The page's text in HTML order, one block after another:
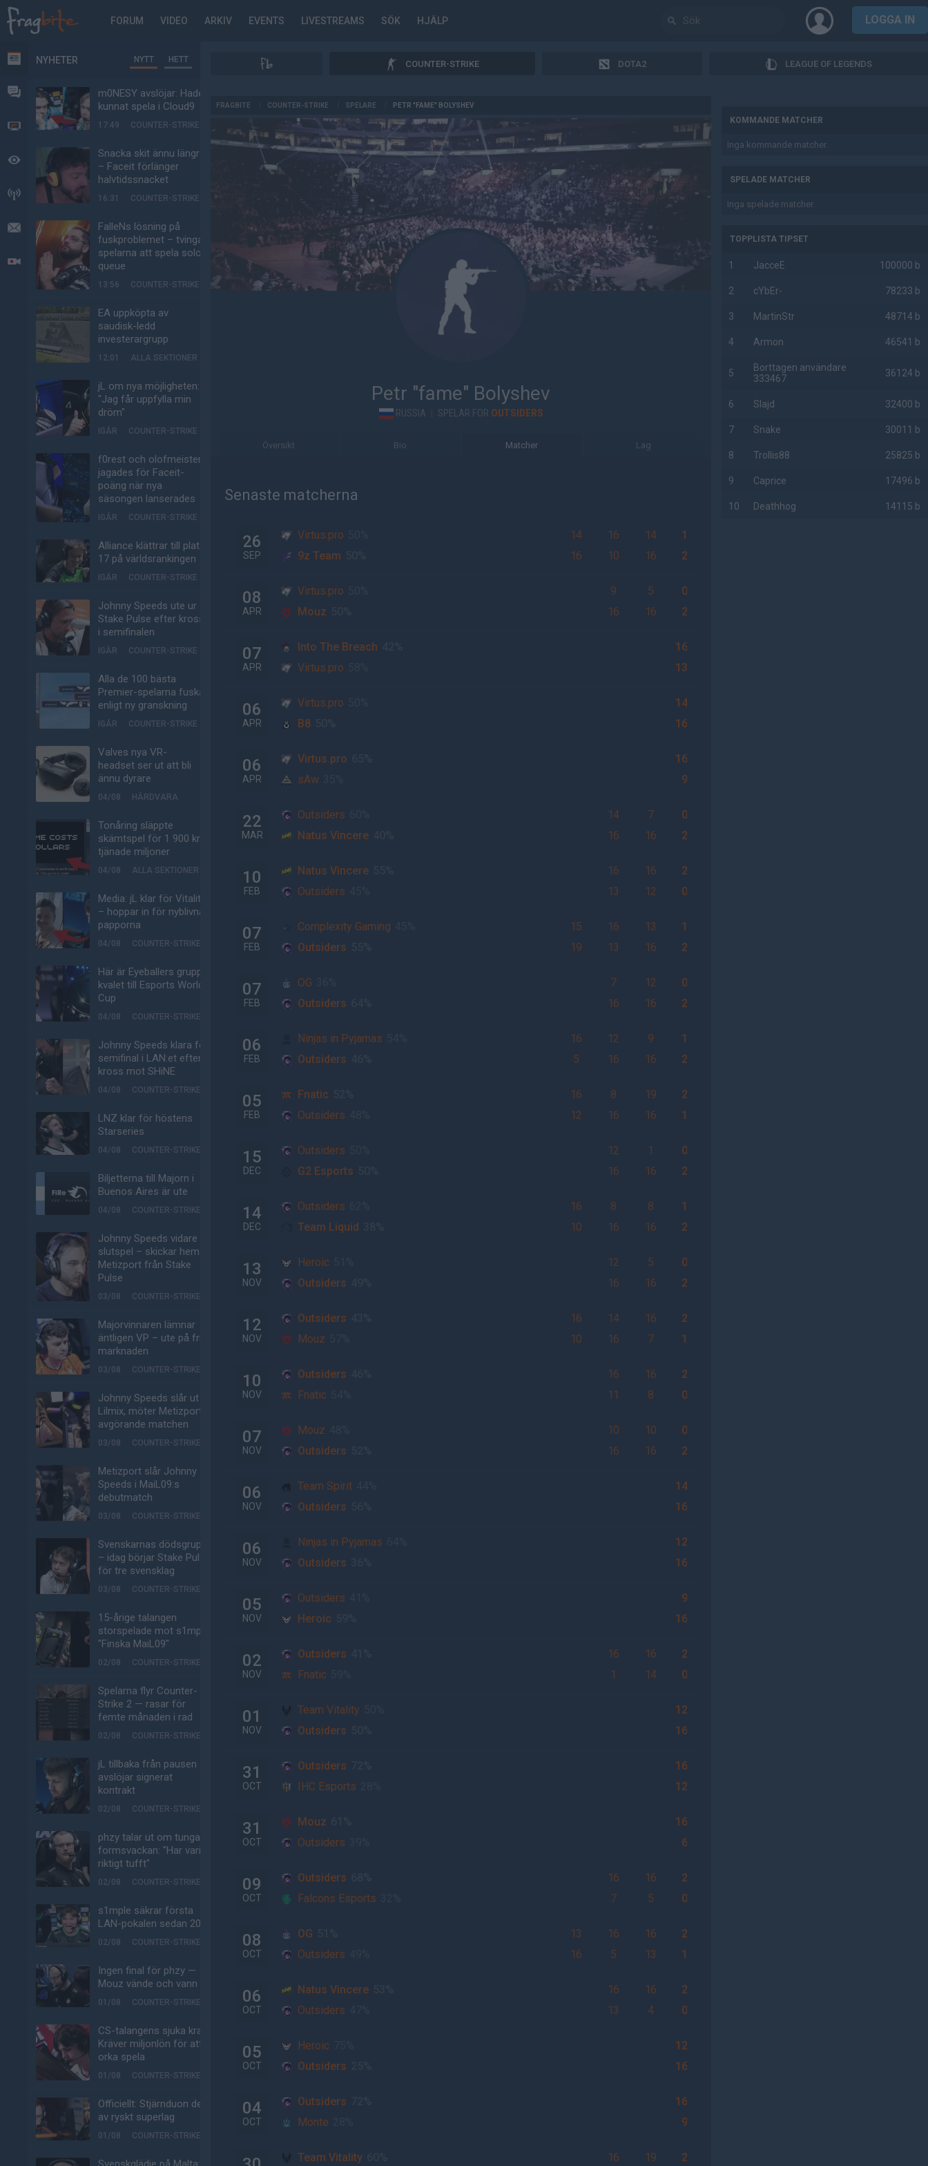
FORUM VIDEO ARKIV EVENTS LIVESTREAMS SÖK HJÄLP LOGGA IN
NYHETER
FORUM
VIDEO
BEVAKAT
HÄNDELSER
MEDDELANDEN
LIVESÄNDNINGAR
NYHETER NYTT HETT
m0NESY avslöjar: Hade
kunnat spela i Cloud9
17:49 COUNTER-STRIKE
Snacka skit ännu längre
– Faceit förlänger
halvtidssnacket
16:31 COUNTER-STRIKE
FalleNs lösning på
fuskproblemet – tvinga
spelarna att spela solo-
queue
13:56 COUNTER-STRIKE
EA uppköpta av
saudisk-ledd
investerargrupp
12:01 ALLA SEKTIONER
jL om nya möjligheten:
"Jag får uppfylla min
dröm"
IGÅR COUNTER-STRIKE
f0rest och olofmeister
jagades för Faceit-
poäng när nya
säsongen lanserades
IGÅR COUNTER-STRIKE
Alliance klättrar till plats
17 på världsrankingen
IGÅR COUNTER-STRIKE
Johnny Speeds ute ur
Stake Pulse efter kross
i semifinalen
IGÅR COUNTER-STRIKE
Alla de 100 bästa
Premier-spelarna fuskar
enligt ny granskning
IGÅR COUNTER-STRIKE
Valves nya VR-
headset ser ut att bli
ännu dyrare
04/08 HÅRDVARA
Tonåring släppte
skämtspel för 1 900 kr –
tjänade miljoner
04/08 ALLA SEKTIONER
Media: jL klar för Vitality
– hoppar in för nyblivna
papporna
04/08 COUNTER-STRIKE
Här är Eyeballers grupp i
kvalet till Esports World
Cup
04/08 COUNTER-STRIKE
Johnny Speeds klara för
semifinal i LAN:et efter
kross mot SHiNE
04/08 COUNTER-STRIKE
LNZ klar för höstens
Starseries
04/08 COUNTER-STRIKE
Biljetterna till Majorn i
Buenos Aires är ute
04/08 COUNTER-STRIKE
Johnny Speeds vidare till
slutspel – skickar hem
Metizport från Stake
Pulse
03/08 COUNTER-STRIKE
Majorvinnaren lämnar
äntligen VP – ute på fria
marknaden
03/08 COUNTER-STRIKE
Johnny Speeds slår ut
Lilmix, möter Metizport i
avgörande matchen
03/08 COUNTER-STRIKE
Metizport slår Johnny
Speeds i MaiL09:s
debutmatch
03/08 COUNTER-STRIKE
Svenskarnas dödsgrupp
– idag börjar Stake Pulse
för tre svensklag
03/08 COUNTER-STRIKE
15-årige talangen
storspelade mot s1mple:
"Finska MaiL09"
02/08 COUNTER-STRIKE
Spelarna flyr Counter-
Strike 2 — rasar för
femte månaden i rad
02/08 COUNTER-STRIKE
jL tillbaka från pausen –
avslöjar signerat
kontrakt
02/08 COUNTER-STRIKE
phzy talar ut om tunga
formsvackan: "Har varit
riktigt tufft"
02/08 COUNTER-STRIKE
s1mple säkrar första
LAN-pokalen sedan 2022
02/08 COUNTER-STRIKE
Ingen final för phzy —
Mouz vände och vann
01/08 COUNTER-STRIKE
CS-talangens sjuka krav:
Kräver miljonlön för att
orka spela
01/08 COUNTER-STRIKE
Officiellt: Stjärnduon del
av ryskt superlag
01/08 COUNTER-STRIKE
COUNTER-STRIKE DOTA2 LEAGUE OF LEGENDS
FRAGBITE COUNTER-STRIKE SPELARE PETR "FAME" BOLYSHEV
Petr "fame" Bolyshev
RUSSIA SPELAR FÖR OUTSIDERS
Översikt Bio Matcher Lag
Senaste matcherna
26
SEP
Virtus.pro 14 16 14
1
9z Team
16 10 16 2
08
APR
Virtus.pro 9 5
0
Mouz
16 16 2
07
APR
Into The Breach
16
Virtus.pro
13
06
APR
Virtus.pro
14
B8
16
06
APR
Virtus.pro
16
sAw
9
22
MAR
Outsiders 14 7
0
Natus Vincere
16 16 2
10
FEB
Natus Vincere 16 16
2
Outsiders
13 12 0
07
FEB
Complexity Gaming 15 16 13
1
Outsiders
19 13 16 2
07
FEB
OG 7 12
0
Outsiders
16 16 2
06
FEB
Ninjas in Pyjamas 16 12 9
1
Outsiders
5 16 16 2
05
FEB
Fnatic 16 8 19
2
Outsiders
12 16 16 1
15
DEC
Outsiders 12 1
0
G2 Esports
16 16 2
14
DEC
Outsiders 16 8 8
1
Team Liquid
10 16 16 2
13
NOV
Heroic 12 5
0
Outsiders
16 16 2
12
NOV
Outsiders 16 14 16
2
Mouz
10 16 7 1
10
NOV
Outsiders 16 16
2
Fnatic
11 8 0
07
NOV
Mouz 10 10
0
Outsiders
16 16 2
06
NOV
Team Spirit
14
Outsiders
16
06
NOV
Ninjas in Pyjamas
12
Outsiders
16
05
NOV
Outsiders
9
Heroic
16
02
NOV
Outsiders 16 16
2
Fnatic
1 14 0
01
NOV
Team Vitality
12
Outsiders
16
31
OCT
Outsiders
16
IHC Esports
12
31
OCT
Mouz
16
Outsiders
6
09
OCT
Outsiders 16 16
2
Falcons Esports
7 5 0
08
OCT
OG 13 16 16
2
Outsiders
16 5 13 1
06
OCT
Natus Vincere 16 16
2
Outsiders
13 4 0
05
OCT
Heroic
12
Outsiders
16
04
OCT
Outsiders
16
Monte
9
Team Vitality 16 19
2
KOMMANDE MATCHER
Inga kommande matcher.
SPELADE MATCHER
Inga spelade matcher.
TOPPLISTA TIPSET
1 JacceE 100000 b
2 cYbEr- 78233 b
3 MartinStr 48714 b
4 Armon 46541 b
5
Borttagen användare
333467
36124 b
6 Slajd 32400 b
7 Snake 30011 b
8 Trollis88 25825 b
9 Caprice 17496 b
10 Deathhog 14115 b